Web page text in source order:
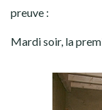
preuve :
Mardi soir, la